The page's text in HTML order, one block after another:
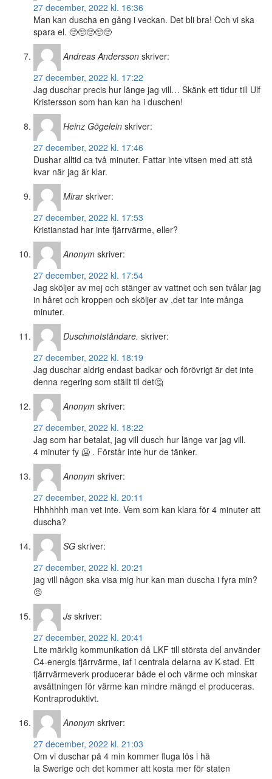
27 december, 2022 kl. 16:36
Man kan duscha en gång i veckan. Det bli bra! Och vi ska
spara el. 🥺🥺🥺🥺🥺
Andreas Andersson skriver:
27 december, 2022 kl. 17:22
Jag duschar precis hur länge jag vill… Skänk ett tidur till Ulf
Kristersson som han kan ha i duschen!
Heinz Gögelein skriver:
27 december, 2022 kl. 17:46
Dushar alltid ca två minuter. Fattar inte vitsen med att stå
kvar när jag är klar.
Mirar skriver:
27 december, 2022 kl. 17:53
Kristianstad har inte fjärrvärme, eller?
Anonym skriver:
27 december, 2022 kl. 17:54
Jag sköljer av mej och stänger av vattnet och sen tvålar jag
in håret och kroppen och sköljer av ,det tar inte många
minuter.
Duschmotståndare. skriver:
27 december, 2022 kl. 18:19
Jag duschar aldrig endast badkar och förövrigt är det inte
denna regering som ställt til det🤔
Anonym skriver:
27 december, 2022 kl. 18:22
Jag som har betalat, jag vill dusch hur länge var jag vill.
4 minuter fy 🥶 . Förstår inte hur de tänker.
Anonym skriver:
27 december, 2022 kl. 20:11
Hhhhhhh man vet inte. Vem som kan klara för 4 minuter att
duscha?
SG skriver:
27 december, 2022 kl. 20:21
jag vill någon ska visa mig hur kan man duscha i fyra min?
😠
Js skriver:
27 december, 2022 kl. 20:41
Lite märklig kommunikation då LKF till största del använder
C4-energis fjärrvärme, iaf i centrala delarna av K-stad. Ett
fjärrvärmeverk producerar både el och värme och minskar
avsättningen för värme kan mindre mängd el produceras.
Kontraproduktivt.
Anonym skriver:
27 december, 2022 kl. 21:03
Om vi duschar på 4 min kommer fluga lös i hä
la Swerige och det kommer att kosta mer för staten